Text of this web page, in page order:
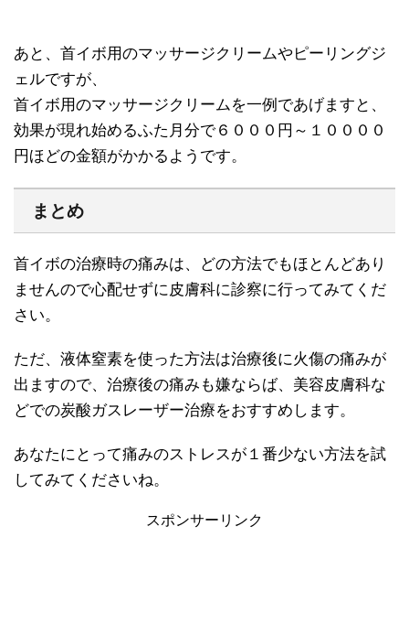
あと、首イボ用のマッサージクリームやピーリングジ
ェルですが、
首イボ用のマッサージクリームを一例であげますと、
効果が現れ始めるふた月分で６０００円～１００００
円ほどの金額がかかるようです。
まとめ
首イボの治療時の痛みは、どの方法でもほとんどあり
ませんので心配せずに皮膚科に診察に行ってみてくだ
さい。
ただ、液体窒素を使った方法は治療後に火傷の痛みが
出ますので、治療後の痛みも嫌ならば、美容皮膚科な
どでの炭酸ガスレーザー治療をおすすめします。
あなたにとって痛みのストレスが１番少ない方法を試
してみてくださいね。
スポンサーリンク